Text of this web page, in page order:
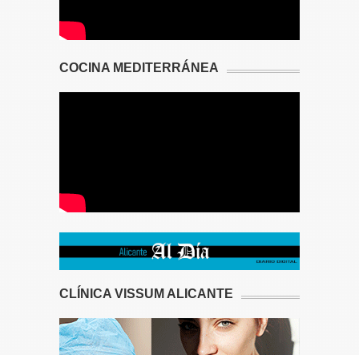
COCINA MEDITERRÁNEA
CLÍNICA VISSUM ALICANTE